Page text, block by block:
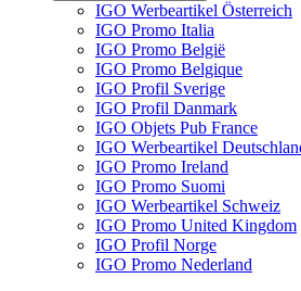
IGO Werbeartikel Österreich
IGO Promo Italia
IGO Promo België
IGO Promo Belgique
IGO Profil Sverige
IGO Profil Danmark
IGO Objets Pub France
IGO Werbeartikel
IGO Promo Ireland
IGO Promo Suomi
IGO Werbeartikel Schweiz
IGO Promo United Kingdom
IGO Profil Norge
IGO Promo Nederland